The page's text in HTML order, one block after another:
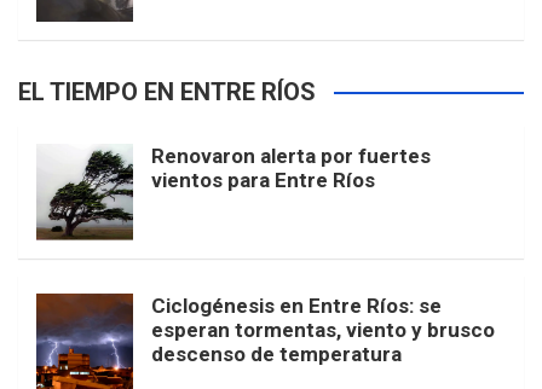
EL TIEMPO EN ENTRE RÍOS
Renovaron alerta por fuertes
vientos para Entre Ríos
Ciclogénesis en Entre Ríos: se
esperan tormentas, viento y brusco
descenso de temperatura